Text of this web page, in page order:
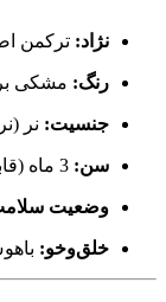
نژاد: ترکمن
رنگ: مشکی
جنسیت: نر
سن:
وضعیت
خلق‌وخو: